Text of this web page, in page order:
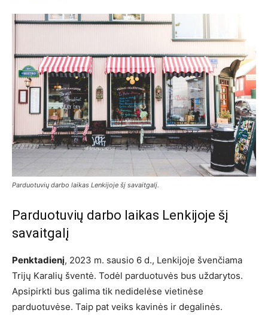
Parduotuvių darbo laikas Lenkijoje šį savaitgalį.
Parduotuvių darbo laikas Lenkijoje šį
savaitgalį
Penktadienį, 2023 m. sausio 6 d., Lenkijoje švenčiama
Trijų Karalių šventė. Todėl parduotuvės bus uždarytos.
Apsipirkti bus galima tik nedidelėse vietinėse
parduotuvėse. Taip pat veiks kavinės ir degalinės.